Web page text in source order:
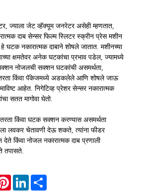
ज्याला जेट व्हॅक्यूम जनरेटर असेही म्हणतात,
दाब सेन्सर फिल्म स्लिटर स्क्रीन प्रेस मशीन
नकारात्मक दाबाने शोषले जातात. मशीनच्या
क्षमतेवर अनेक घटकांचा प्रभाव पडेल, ज्यामध्ये
नोजलची सक्शन घटकांची असमर्थता,
किंवा पॅकेजमध्ये अडकलेले आणि शोषले जाऊ
आहेत. निगेटिव्ह प्रेशर सेन्सर नकारात्मक
सतत मागोवा घेतो.
किंवा घटक सक्शन करण्यास असमर्थता
लवकर चेतावणी देऊ शकते, त्यांना फीडर
किंवा नोजल नकारात्मक दाब प्रणाली
तपासते.
PinterestLinkedIn